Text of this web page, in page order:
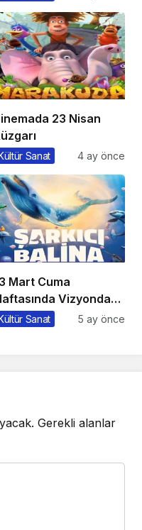
23 Nisan
Sanat 4 ay önce
Mart Cuma
Vizyonda
Filmler Var?
Sanat 5 ay önce
Gerekli alanlar